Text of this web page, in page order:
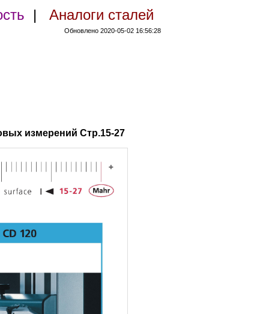
| Аналоги сталей
Обновлено 2020-05-02 16:56:28
измерений Стр.15-27